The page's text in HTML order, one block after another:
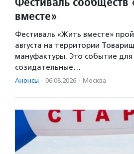
вместе»
Фестиваль «Жить вместе»
августа на территории
мануфактуры. Это событие для
созидательные…
Анонсы · 06.08.2026 · Москва